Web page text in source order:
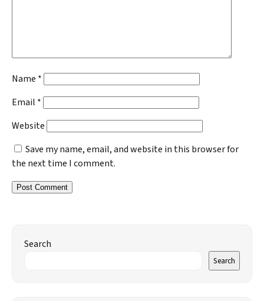
Name *
Email *
Website
Save my name, email, and website in this browser for
the next time I comment.
Search
Search